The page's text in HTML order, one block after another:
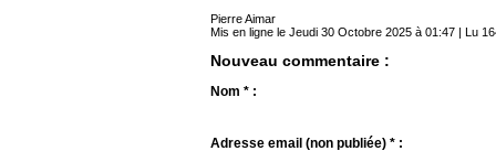
Pierre Aimar
Mis en ligne le Jeudi 30 Octobre 2025 à 01:47 | Lu
Nouveau commentaire :
Nom * :
Adresse email (non publiée) * :